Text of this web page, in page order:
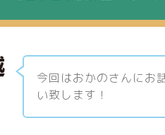
今回はおかのさんにお
い致します！